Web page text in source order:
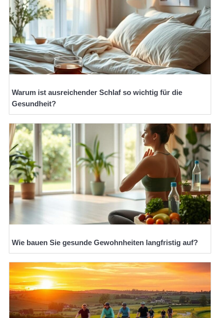
Warum ist ausreichender Schlaf so wichtig für die
Gesundheit?
Wie bauen Sie gesunde Gewohnheiten langfristig auf?